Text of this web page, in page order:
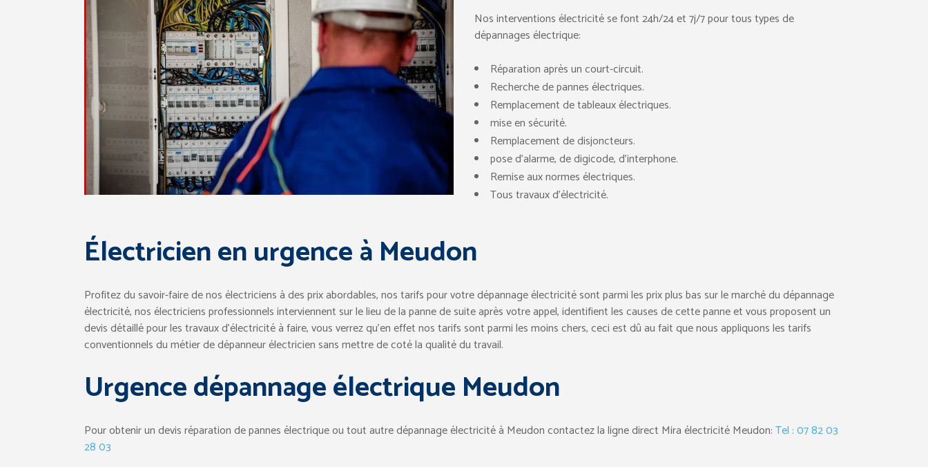
Nos interventions électricité se font 24h/24 et 7j/7 pour tous types de
dépannages électrique:
Réparation après un court-circuit.
Recherche de pannes électriques.
Remplacement de tableaux électriques.
mise en sécurité.
Remplacement de disjoncteurs.
pose d’alarme, de digicode, d’interphone.
Remise aux normes électriques.
Tous travaux d’électricité.
Électricien en urgence à Meudon
Profitez du savoir-faire de nos électriciens à des prix abordables, nos tarifs pour votre dépannage électricité sont parmi les prix plus bas sur le marché du dépannage
électricité, nos électriciens professionnels interviennent sur le lieu de la panne de suite après votre appel, identifient les causes de cette panne et vous proposent un
devis détaillé pour les travaux d’électricité à faire, vous verrez qu’en effet nos tarifs sont parmi les moins chers, ceci est dû au fait que nous appliquons les tarifs
conventionnels du métier de dépanneur électricien sans mettre de coté la qualité du travail.
Urgence dépannage électrique Meudon
Pour obtenir un devis réparation de pannes électrique ou tout autre dépannage électricité à Meudon contactez la ligne direct Mira électricité Meudon:Tel : 07 82 03
28 03